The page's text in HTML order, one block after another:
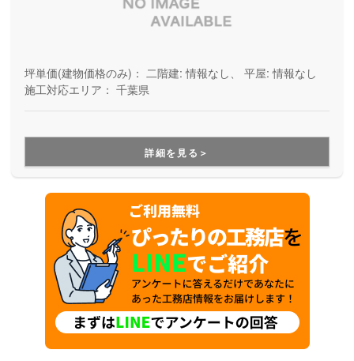
坪単価(建物価格のみ)： 二階建: 情報なし、 平屋: 情報なし
施工対応エリア： 千葉県
詳細を見る＞